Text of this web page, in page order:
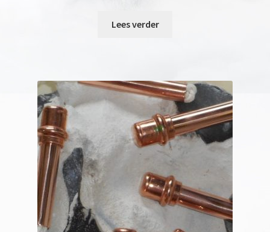
Lees verder